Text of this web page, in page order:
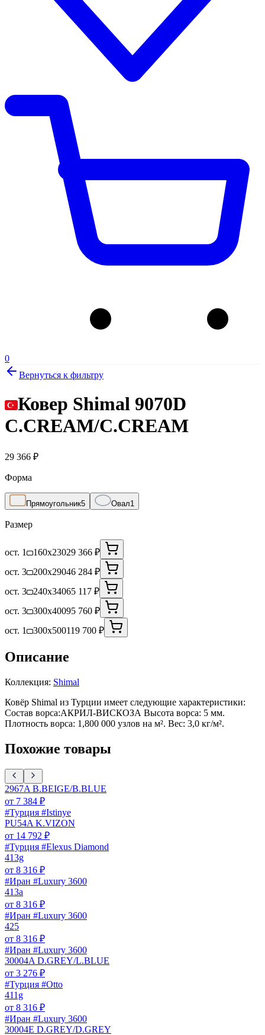
0
Вернуться к фильтру
Ковер Shimal 9070D
C.CREAM/C.CREAM
29 366 ₽
Форма
Прямоугольник5 Овал1
Размер
ост. 1 160x23029 366 ₽
ост. 3
200x29046 284 ₽
ост. 3
240x34065 117 ₽
ост. 3
300x40095 760 ₽
ост. 1
300x500119 700 ₽
Описание
Коллекция: Shimal
Ковёр Shimal из Турции имеет следующие характеристики:
Состав ворса:АКРИЛ-ВИСКОЗА Высота ворса: 5 мм.
Плотность ворса: 1,800 000 узлов на м². Вес: 3,0 кг/м².
Похожие товары
2967A B.BEIGE/B.BLUE
от 7 384 ₽
#Турция #Istinye
PU54A K.VIZON
от 14 792 ₽
#Турция #Elexus Diamond
413g
от 8 316 ₽
#Иран #Luxury 3600
413a
от 8 316 ₽
#Иран #Luxury 3600
425
от 8 316 ₽
#Иран #Luxury 3600
30004A D.GREY/L.BLUE
от 3 276 ₽
#Турция #Otto
411g
от 8 316 ₽
#Иран #Luxury 3600
30004E D.GREY/D.GREY